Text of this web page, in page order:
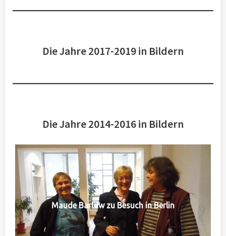
Die Jahre 2017-2019 in Bildern
Die Jahre 2014-2016 in Bildern
Maude Barlow zu Besuch in Berlin